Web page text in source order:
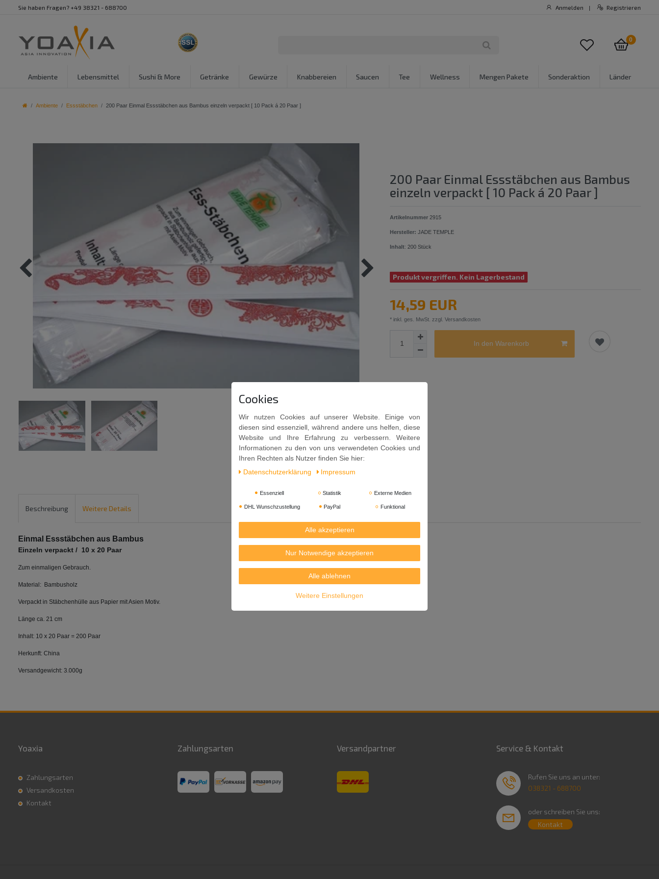
Sie haben Fragen? +49 38321 - 688700 Anmelden | Registrieren
0
Ambiente Lebensmittel Sushi & More Getränke Gewürze Knabbereien Saucen Tee Wellness Mengen Pakete Sonderaktion Länder
Ambiente Essstäbchen 200 Paar Einmal Essstäbchen aus Bambus einzeln verpackt [ 10 Pack á 20 Paar ]
200 Paar Einmal Essstäbchen aus Bambus
einzeln verpackt [ 10 Pack á 20 Paar ]
Artikelnummer 2915
Hersteller: JADE TEMPLE
Inhalt: 200 Stück
Produkt vergriffen. Kein Lagerbestand
14,59 EUR
* inkl. ges. MwSt. zzgl. Versandkosten
In den Warenkorb
Beschreibung Weitere Details
Einmal Essstäbchen aus Bambus
Einzeln verpackt / 10 x 20 Paar
Zum einmaligen Gebrauch.
Material: Bambusholz
Verpackt in Stäbchenhülle aus Papier mit Asien Motiv.
Länge ca. 21 cm
Inhalt: 10 x 20 Paar = 200 Paar
Herkunft: China
Versandgewicht: 3.000g
Yoaxia
Zahlungsarten
Versandkosten
Kontakt
Zahlungsarten Versandpartner Service & Kontakt
Rufen Sie uns an unter:
038321 - 688700
oder schreiben Sie uns:
Kontakt
Cookies
Wir nutzen Cookies auf unserer Website. Einige von
diesen sind essenziell, während andere uns helfen, diese
Website und Ihre Erfahrung zu verbessern. Weitere
Informationen zu den von uns verwendeten Cookies und
Ihren Rechten als Nutzer finden Sie hier:
Daten­schutz­erklärung
Impressum
Essenziell Statistik Externe Medien
DHL Wunschzustellung PayPal Funktional
Alle akzeptieren
Nur Notwendige akzeptieren
Alle ablehnen
Weitere Einstellungen